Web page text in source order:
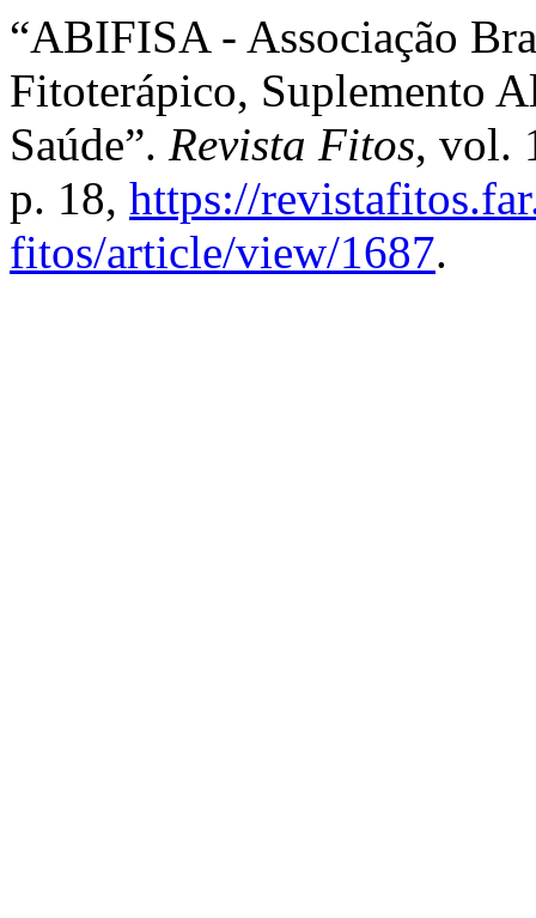
“ABIFISA - Associação
Fitoterápico, Suplemento
Saúde”. Revista Fitos, vol.
p. 18, https://
fitos/article/view/1687.